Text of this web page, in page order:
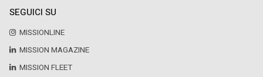
SEGUICI SU
MISSIONLINE
MISSION MAGAZINE
MISSION FLEET